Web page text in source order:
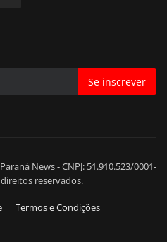
Se inscrever
News - CNPJ: 51.910.523/0001-
reservados.
Termos e Condições